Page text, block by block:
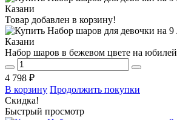
Товар добавлен в корзину!
Набор шаров в бежевом цвете на юбилей
4 798 ₽
В корзину Продолжить покупки
Скидка!
Быстрый просмотр